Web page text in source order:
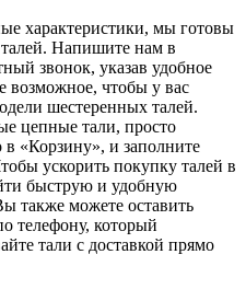
характеристики, мы готовы
Напишите нам в
звонок, указав удобное
возможное, чтобы у вас
шестеренных талей.
цепные тали, просто
в «Корзину», и заполните
ускорить покупку талей в
быструю и удобную
также можете оставить
телефону, который
тали с доставкой прямо